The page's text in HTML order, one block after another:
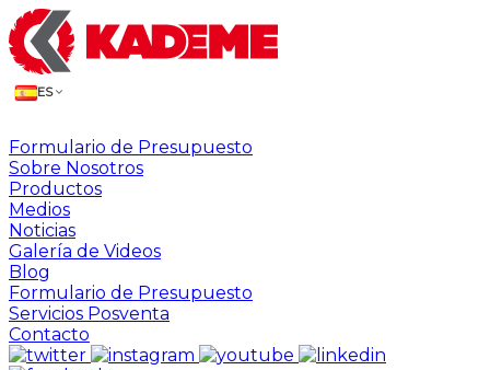
ES
Formulario de Presupuesto
Sobre Nosotros
Productos
Medios
Noticias
Galería de Videos
Blog
Formulario de Presupuesto
Servicios Posventa
Contacto